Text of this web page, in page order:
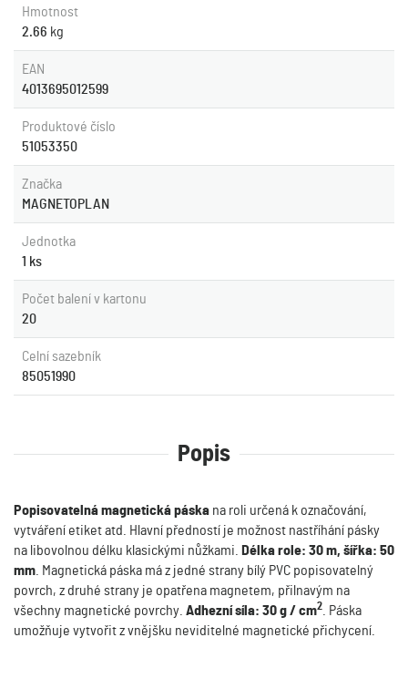
Hmotnost
2.66 kg
EAN
4013695012599
Produktové číslo
51053350
Značka
MAGNETOPLAN
Jednotka
1 ks
Počet balení v kartonu
20
Celní sazebník
85051990
Popis
Popisovatelná magnetická páska na roli určená k označování,
vytváření etiket atd. Hlavní předností je možnost nastříhání pásky
na libovolnou délku klasickými nůžkami.
Délka role: 30 m, šířka: 50
mm . Magnetická páska má z jedné strany bílý PVC popisovatelný
povrch, z druhé strany je opatřena magnetem, přilnavým na
všechny magnetické povrchy. Adhezní síla: 30 g / cm2
. Páska
umožňuje vytvořit z vnějšku neviditelné magnetické přichycení.